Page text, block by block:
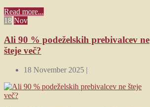
Read more...
18 Nov
Ali 90 % podeželskih prebivalcev ne
šteje več?
18 November 2025 |